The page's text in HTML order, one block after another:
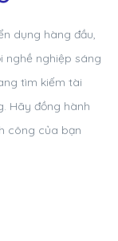
dụng hàng đầu,
nghề nghiệp sáng
tìm kiếm tài
Hãy đồng hành
công của bạn